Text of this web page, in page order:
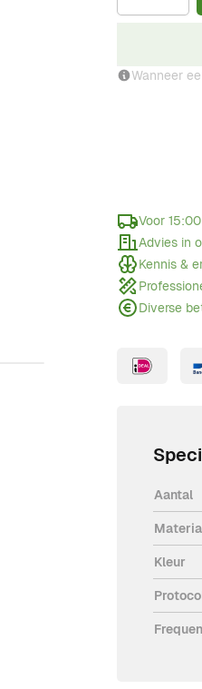
Wanneer
Voor
Advies in
Kennis &
Diverse
Aantal
Kleur